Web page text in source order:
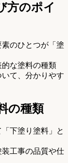
方のポイ
のひとつが「塗
な塗料の種類
て、分かりやす
の種類
下塗り塗料」と
工事の品質や仕